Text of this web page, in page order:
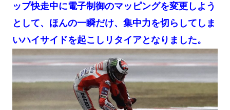
ップ快走中に電子制御のマッピングを変更しよう
として、ほんの一瞬だけ、集中力を切らしてしま
いハイサイドを起こしリタイアとなりました。